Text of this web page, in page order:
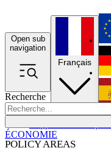
Open sub
navigation
Recherche
POLICY AREAS
Français
ÉCONOMIE